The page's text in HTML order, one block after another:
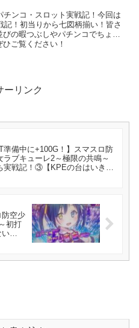
ンコ・スロット実戦記！今回は
記！初当りから七図柄揃い！皆さ
の暇つぶしやパチンコでちょっ
ご覧ください！
ーリンク
準備中に+100G！】スマスロ防
ラブキューレ2～極限の共鳴～
実戦記！③【KPEの台はいきな
防空少
初打
い